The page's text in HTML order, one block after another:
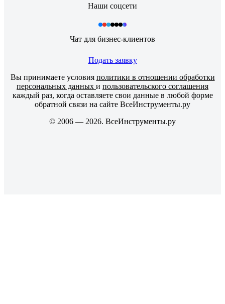
Наши соцсети
Чат для бизнес-клиентов
Подать заявку
Вы принимаете условия политики в отношении обработки
персональных данных и пользовательского соглашения
каждый раз, когда оставляете свои данные в любой форме
обратной связи на сайте ВсеИнструменты.ру
© 2006 — 2026. ВсеИнструменты.ру